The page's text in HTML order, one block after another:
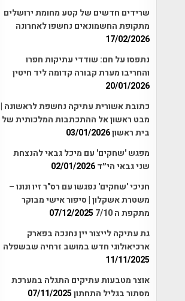
שרידים חדשים של קטע מחומת ירושלים
מתקופת החשמונאים נחשפו לאחרונה
17/02/2026
נתפסו על חם: שודדי עתיקות חפרו
והחריבו מערת קבורה קדומה ליד חיטין
20/01/2026
כתובת אשורית עתיקה נחשפת לראשונה |
מבט ראשון אל ההתכתבות המלכותית של
בית ראשון03/01/2026
מפגש 'שחקים' עם מיכל גבאי להנצחת
שני גבאי הי״ד02/01/2026
חניכי 'שחקים' נפגשו עם רס"ר זיו ונונו –
משטרת אשקלון | סיפור אישי מבוקר
מתקפת ה 7/10
07/12/2025
גת עתיקה לייצור יין נחנכה בפארק
ארכיאולוגי חדש במושב זרחיה שבשפלה
11/11/2025
אוצר מטבעות עתיקים התגלה במערכת
מסתור בגליל התחתון07/11/2025